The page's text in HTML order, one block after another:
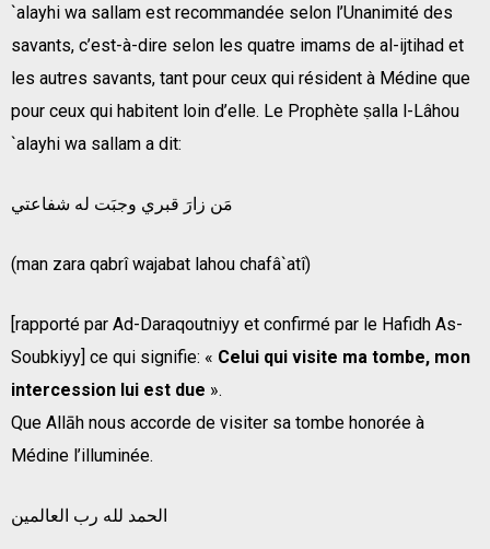
`alayhi wa sallam est recommandée selon l’Unanimité des
savants, c’est-à-dire selon les quatre imams de al-ijtihad et
les autres savants, tant pour ceux qui résident à Médine que
pour ceux qui habitent loin d’elle. Le Prophète ṣalla l-Lâhou
`alayhi wa sallam a dit:
مَن زارَ قبري وجبَت له شفاعتي
(man zara qabrî wajabat lahou chafâ`atî)
[rapporté par Ad-Daraqoutniyy et confirmé par le Hafidh As-
Soubkiyy] ce qui signifie: « Celui qui visite ma tombe, mon
intercession lui est due ».
Que Allāh nous accorde de visiter sa tombe honorée à
Médine l’illuminée.
الحمد لله رب العالمين